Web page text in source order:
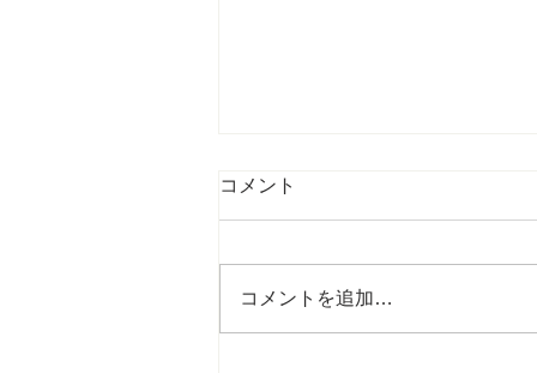
Journal TROPICS (Last
Update: 2026-08-05)
Open Access journal published
twice yearly with one volume
コメント
コメントを追加…